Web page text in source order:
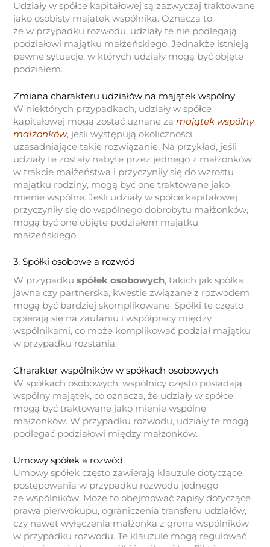
Udziały w spółce kapitałowej są zazwyczaj traktowane
jako osobisty majątek wspólnika. Oznacza to,
że w przypadku rozwodu, udziały te nie podlegają
podziałowi majątku małżeńskiego. Jednakże istnieją
pewne sytuacje, w których udziały mogą być objęte
podziałem.
Zmiana charakteru udziałów na majątek wspólny
W niektórych przypadkach, udziały w spółce
kapitałowej mogą zostać uznane zamajątek wspólny
małżonków, jeśli występują okoliczności
uzasadniające takie rozwiązanie. Na przykład, jeśli
udziały te zostały nabyte przez jednego z małżonków
w trakcie małżeństwa i przyczyniły się do wzrostu
majątku rodziny, mogą być one traktowane jako
mienie wspólne. Jeśli udziały w spółce kapitałowej
przyczyniły się do wspólnego dobrobytu małżonków,
mogą być one objęte podziałem majątku
małżeńskiego.
3. Spółki osobowe a rozwód
W przypadkuspółek osobowych, takich jak spółka
jawna czy partnerska, kwestie związane z rozwodem
mogą być bardziej skomplikowane. Spółki te często
opierają się na zaufaniu i współpracy między
wspólnikami, co może komplikować podział majątku
w przypadku rozstania.
Charakter wspólników w spółkach osobowych
W spółkach osobowych, wspólnicy często posiadają
wspólny majątek, co oznacza, że ​​udziały w spółce
mogą być traktowane jako mienie wspólne
małżonków. W przypadku rozwodu, udziały te mogą
podlegać podziałowi między małżonków.
Umowy spółek a rozwód
Umowy spółek często zawierają klauzule dotyczące
postępowania w przypadku rozwodu jednego
ze wspólników. Może to obejmować zapisy dotyczące
prawa pierwokupu, ograniczenia transferu udziałów,
czy nawet wyłączenia małżonka z grona wspólników
w przypadku rozwodu. Te klauzule mogą regulować